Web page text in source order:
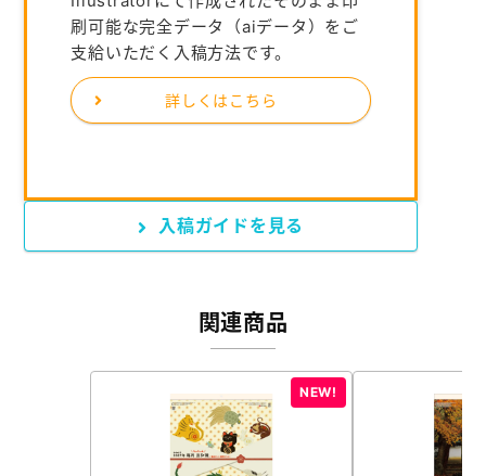
刷可能な完全データ（aiデータ）をご
支給いただく入稿方法です。
詳しくはこちら
入稿ガイドを見る
関連商品